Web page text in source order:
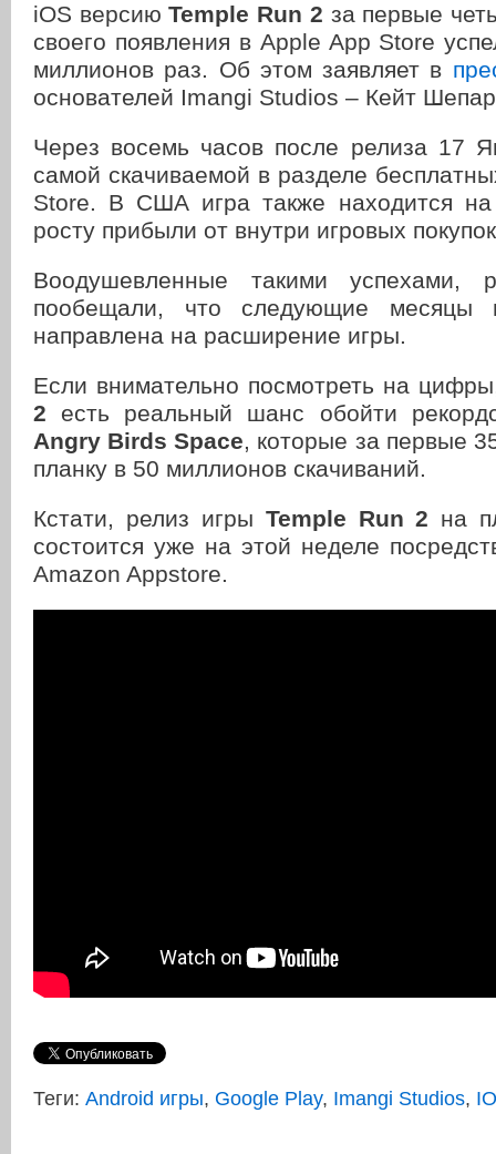
iOS версиюTemple Run 2 за первые
своего появления в Apple App Store
миллионов раз. Об этом заявляет в
основателей Imangi Studios – Кейт
Через восемь часов после релиза 17
самой скачиваемой в разделе
Store. В США игра также находится
росту прибыли от внутри игровых
Воодушевленные такими успехами,
пообещали, что следующие месяцы
направлена на расширение игры.
Если внимательно посмотреть на
2 есть реальный шанс обойти
Angry Birds Space, которые за первые
планку в 50 миллионов скачиваний.
Кстати, релиз игры Temple Run 2 на
состоится уже на этой неделе
Amazon Appstore.
Теги: Android игры, Google Play, Imangi Studios,